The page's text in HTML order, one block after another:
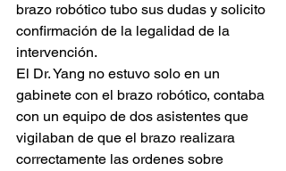
brazo robótico tubo sus dudas y solicito
confirmación de la legalidad de la
intervención.
El Dr. Yang no estuvo solo en un
gabinete con el brazo robótico, contaba
con un equipo de dos asistentes que
vigilaban de que el brazo realizara
correctamente las ordenes sobre